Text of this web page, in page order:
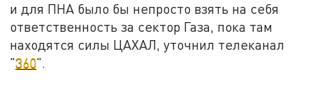
и для ПНА было бы непросто взять на себя
ответственность за сектор Газа, пока там
находятся силы ЦАХАЛ, уточнил телеканал
"360".